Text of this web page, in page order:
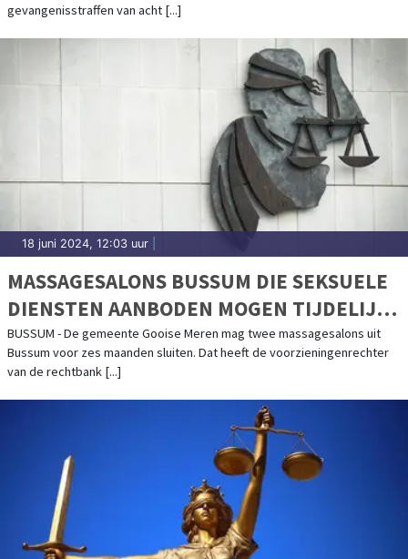
gevangenisstraffen van acht [...]
18 juni 2024, 12:03 uur
MASSAGESALONS BUSSUM DIE SEKSUELE
DIENSTEN AANBODEN MOGEN TIJDELIJK
GESLOTEN WORDEN
BUSSUM - De gemeente Gooise Meren mag twee massagesalons uit
Bussum voor zes maanden sluiten. Dat heeft de voorzieningenrechter
van de rechtbank [...]